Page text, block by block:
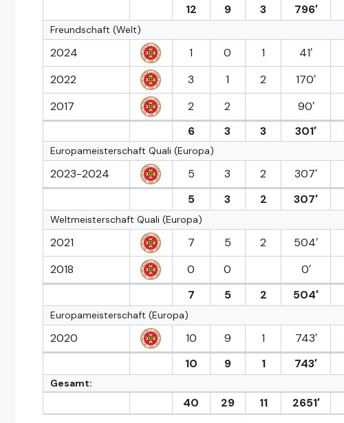
12
9 3 796′
Freundschaft (Welt)
2024 1 0 1 41′
2022
3 1 2
170′
2017
2 2 90′
6
3 3 301′
Europameisterschaft Quali (Europa)
2023-2024 5 3 2 307′
5 3 2 307′
Weltmeisterschaft Quali (Europa)
2021 7 5 2 504′
2018 0 0
0′
7
5 2 504′
Europameisterschaft (Europa)
2020 10 9 1 743′
10 9 1 743′
Gesamt:
40 29 11 2651′